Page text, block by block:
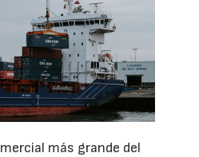
más grande del